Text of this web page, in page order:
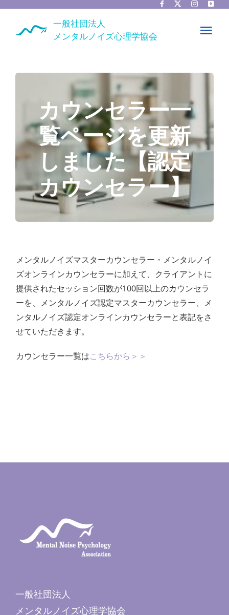
Skip
content
一般社団法人
メンタルノイズ心理学協会
カウンセラー一覧
お問い合わせ
カウンセラー一
覧ページを更新
しました【認定
カウンセラー】
メンタルノイズマスターカウンセラー・メンタルノイ
ズオンラインカウンセラーに加えて、クライアントに
提供されたセッション回数が100回以上のカウンセラ
ーを、メンタルノイズ認定マスターカウンセラー、メ
ンタルノイズ認定オンラインカウンセラーと表記をさ
せていただきます。
カウンセラー一覧はこちらから＞＞
一般社団法人
メンタルノイズ心理学協会